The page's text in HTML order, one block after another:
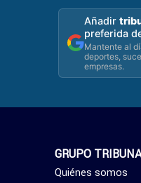
Añadir
preferida
Mantente al
deportes,
empresas.
GRUPO
Quiénes somos